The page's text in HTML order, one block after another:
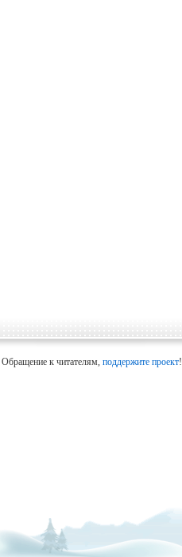
Обращение к читателям, поддержите проект!